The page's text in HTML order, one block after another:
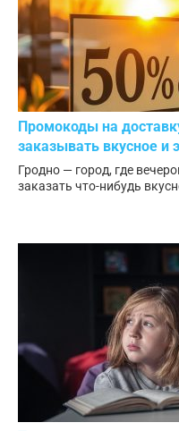
Промокоды на
заказывать вкусное и
Гродно — город, где
заказать что-нибудь